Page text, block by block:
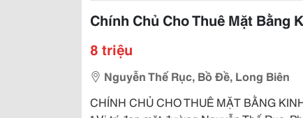
Chính Chủ Cho Thuê Mặt Bằng
8 triệu
Nguyễn Thế Rục, Bồ Đề, Long Biên
CHÍNH CHỦ CHO THUÊ MẶT BẰNG